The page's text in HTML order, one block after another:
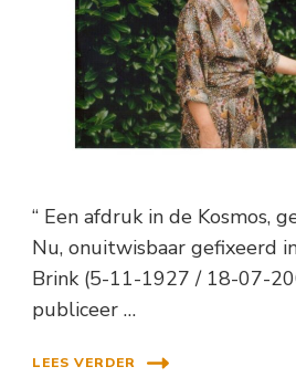
“ Een afdruk in de Kosmos,
Nu, onuitwisbaar gefixeerd
Brink (5-11-1927 / 18-07-
publiceer …
LEES VERDER